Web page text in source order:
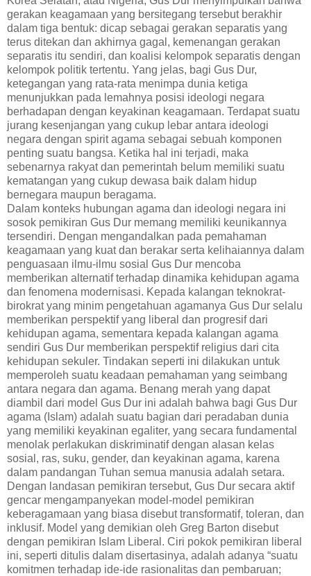
gerakan keagamaan yang bersitegang tersebut berakhir
dalam tiga bentuk: dicap sebagai gerakan separatis yang
terus ditekan dan akhirnya gagal, kemenangan gerakan
separatis itu sendiri, dan koalisi kelompok separatis dengan
kelompok politik tertentu. Yang jelas, bagi Gus Dur,
ketegangan yang rata-rata menimpa dunia ketiga
menunjukkan pada lemahnya posisi ideologi negara
berhadapan dengan keyakinan keagamaan. Terdapat suatu
jurang kesenjangan yang cukup lebar antara ideologi
negara dengan spirit agama sebagai sebuah komponen
penting suatu bangsa. Ketika hal ini terjadi, maka
sebenarnya rakyat dan pemerintah belum memiliki suatu
kematangan yang cukup dewasa baik dalam hidup
bernegara maupun beragama.
Dalam konteks hubungan agama dan ideologi negara ini
sosok pemikiran Gus Dur memang memiliki keunikannya
tersendiri. Dengan mengandalkan pada pemahaman
keagamaan yang kuat dan berakar serta kelihaiannya dalam
penguasaan ilmu-ilmu sosial Gus Dur mencoba
memberikan alternatif terhadap dinamika kehidupan agama
dan fenomena modernisasi. Kepada kalangan teknokrat-
birokrat yang minim pengetahuan agamanya Gus Dur selalu
memberikan perspektif yang liberal dan progresif dari
kehidupan agama, sementara kepada kalangan agama
sendiri Gus Dur memberikan perspektif religius dari cita
kehidupan sekuler. Tindakan seperti ini dilakukan untuk
memperoleh suatu keadaan pemahaman yang seimbang
antara negara dan agama. Benang merah yang dapat
diambil dari model Gus Dur ini adalah bahwa bagi Gus Dur
agama (Islam) adalah suatu bagian dari peradaban dunia
yang memiliki keyakinan egaliter, yang secara fundamental
menolak perlakukan diskriminatif dengan alasan kelas
sosial, ras, suku, gender, dan keyakinan agama, karena
dalam pandangan Tuhan semua manusia adalah setara.
Dengan landasan pemikiran tersebut, Gus Dur secara aktif
gencar mengampanyekan model-model pemikiran
keberagamaan yang biasa disebut transformatif, toleran, dan
inklusif. Model yang demikian oleh Greg Barton disebut
dengan pemikiran Islam Liberal. Ciri pokok pemikiran liberal
ini, seperti ditulis dalam disertasinya, adalah adanya “suatu
komitmen terhadap ide-ide rasionalitas dan pembaruan;